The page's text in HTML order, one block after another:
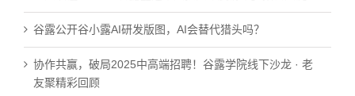
谷露公开谷小露AI研发版图，AI会替代猎头吗？
协作共赢，破局2025中高端招聘！谷露学院线下沙龙 · 老
友聚精彩回顾